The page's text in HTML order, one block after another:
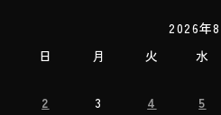
2026年
日
月 火 水
2
3 4 5